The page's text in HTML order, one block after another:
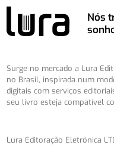
Nós
Surge no mercado a Lura
no Brasil, inspirada num
digitais com serviços
seu livro esteja compatível
Lura Editoração Eletrônica